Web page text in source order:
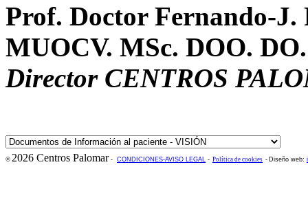
Prof. Doctor Fernando-
MUOCV. MSc. DOO.
Director CENTROS
© 2026 Centros Palomar- CONDICIONES-AVISO LEGAL - Política de cookies - Diseño web: